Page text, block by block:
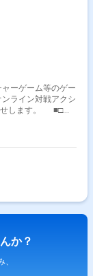
ーゲーム等のゲー
ライン対戦アクシ
せします。 ■□具
ン対戦アクション
か？